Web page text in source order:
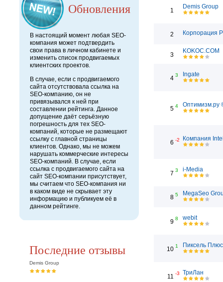
Обновления
В настоящий момент любая SEO-
компания может подтвердить
свои права в личном кабинете и
изменить список продвигаемых
клиентских проектов.
В случае, если с продвигаемого
сайта отсутствовала ссылка на
SEO-компанию, он не
привязывался к ней при
составлении рейтинга. Данное
допущение даёт серьёзную
погрешность для тех SEO-
компаний, которые не размещают
ссылку с главной страницы
клиентов. Однако, мы не можем
нарушать коммерческие интересы
SEO-компаний. В случае, если
ссылка с продвигаемого сайта на
сайт SEO-компании присутствует,
мы считаем что SEO-компания ни
в каком виде не скрывает эту
информацию и публикуем её в
данном рейтинге.
Последние отзывы
Demis Group
1
Demis Group
2 Корпорация
3
KOKOC.COM
4 3 Ingate
5 4 Оптимизм.ру
6 -2 Компания
7 3 i-Media
8 5 MegaSeo
9 8 webit
10 1 Пиксель Плюс
11 -3 ТриЛан